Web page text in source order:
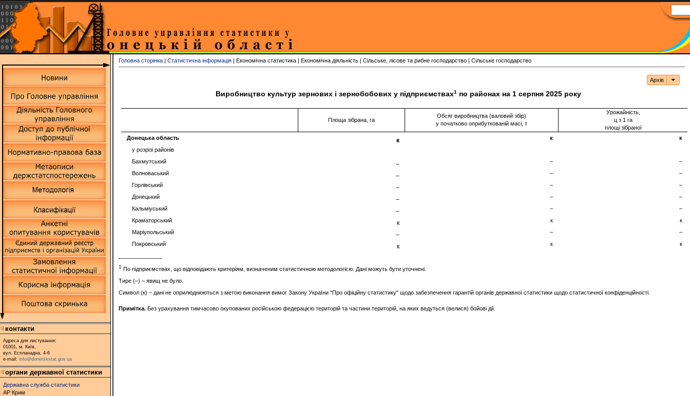
контакти
Адреса для листування:
01001, м. Київ,
вул. Еспланадна, 4-6
e-mail: info@donetskstat.gov.ua
органи державної статистики
Державна служба статистики
АР Крим
Головна сторінка | Статистична інформація | Економічна статистика | Економічна діяльність | Сільське, лісове та рибне господарство | Сільське господарство
Архів
Виробництво культур зернових і зернобобових у підприємствах1 по районах на 1 серпня 2025 року
Площа зібрана, га
Обсяг виробництва (валовий збір)
у початково оприбуткованій масі, т
Урожайність,
ц з 1 га
площі зібраної
Донецька область
к к
к
у розрізі районів
Бахмутський
– –
–
Волноваський
– –
–
Горлівський
– –
–
Донецький
– –
–
Кальміуський
– –
–
Краматорський
к к
к
Маріупольський
– –
–
Покровський
к к
к
1 По підприємствах, що відповідають критеріям, визначеним статистичною методологією. Дані можуть бути уточнені.
Тире (–) – явищ не було.
Символ (к) – дані не оприлюднюються з метою виконання вимог Закону України "Про офіційну статистику" щодо забезпечення гарантій органів державної статистики щодо статистичної конфіденційності.
Примітка. Без урахування тимчасово окупованих російською федерацією територій та частини територій, на яких ведуться (велися) бойові дії.